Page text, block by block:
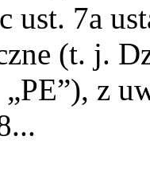
ust. 7a
(t. j.
z